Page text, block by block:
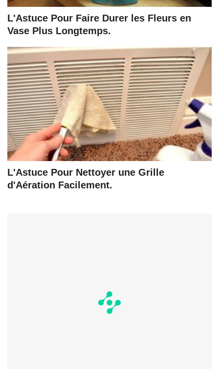
L'Astuce Pour Faire Durer les Fleurs en
Vase Plus Longtemps.
L'Astuce Pour Nettoyer une Grille
d'Aération Facilement.